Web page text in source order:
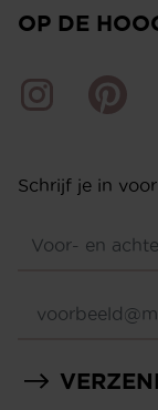
OP DE
Schrijf je in